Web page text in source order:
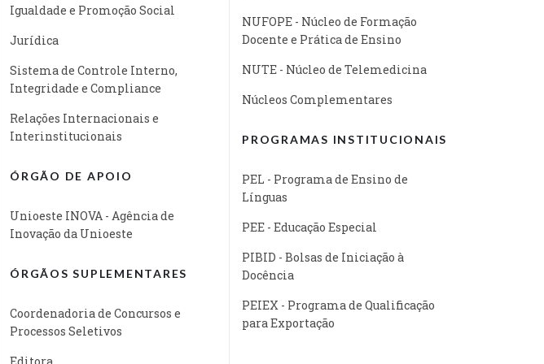
Igualdade e Promoção Social
Jurídica
Sistema de Controle Interno,
Integridade e Compliance
Relações Internacionais e
Interinstitucionais
ÓRGÃO DE APOIO
Unioeste INOVA - Agência de
Inovação da Unioeste
ÓRGÃOS SUPLEMENTARES
Coordenadoria de Concursos e
Processos Seletivos
NUFOPE - Núcleo de Formação
Docente e Prática de Ensino
NUTE - Núcleo de Telemedicina
Núcleos Complementares
PROGRAMAS INSTITUCIONAIS
PEL - Programa de Ensino de
Línguas
PEE - Educação Especial
PIBID - Bolsas de Iniciação à
Docência
PEIEX - Programa de Qualificação
para Exportação